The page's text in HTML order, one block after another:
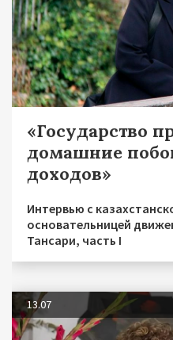
«Государство
домашние
доходов»
Интервью с
основательницей
Тансари, часть I
13.07